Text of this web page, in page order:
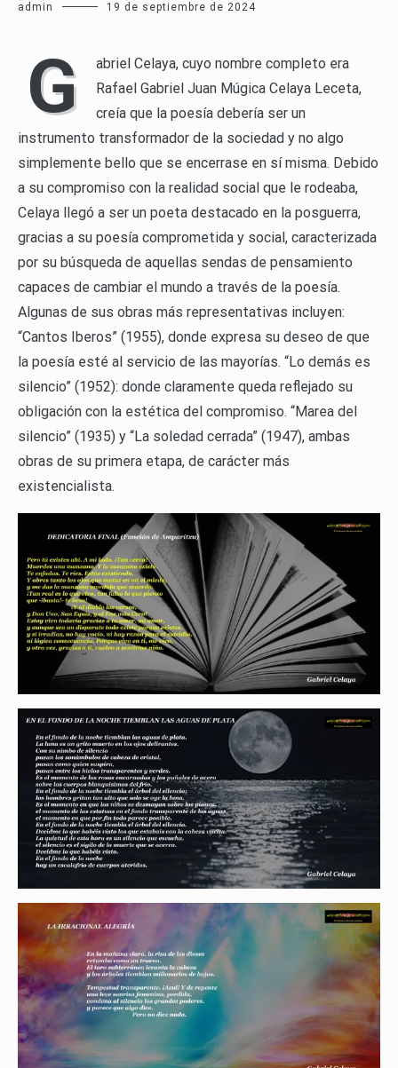
admin 19 de septiembre de 2024
G
abriel Celaya, cuyo nombre completo era
Rafael Gabriel Juan Múgica Celaya Leceta,
creía que la poesía debería ser un
instrumento transformador de la sociedad y no algo
simplemente bello que se encerrase en sí misma. Debido
a su compromiso con la realidad social que le rodeaba,
Celaya llegó a ser un poeta destacado en la posguerra,
gracias a su poesía comprometida y social, caracterizada
por su búsqueda de aquellas sendas de pensamiento
capaces de cambiar el mundo a través de la poesía.
Algunas de sus obras más representativas incluyen:
“Cantos Iberos” (1955), donde expresa su deseo de que
la poesía esté al servicio de las mayorías. “Lo demás es
silencio” (1952): donde claramente queda reflejado su
obligación con la estética del compromiso. “Marea del
silencio” (1935) y “La soledad cerrada” (1947), ambas
obras de su primera etapa, de carácter más
existencialista.